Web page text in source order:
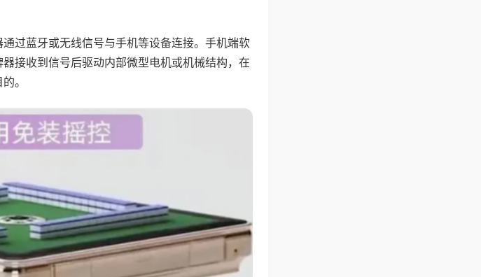
过蓝牙或无线信号与手机等设备连接。手机端软
接收到信号后驱动内部微型电机或机械结构，在
。